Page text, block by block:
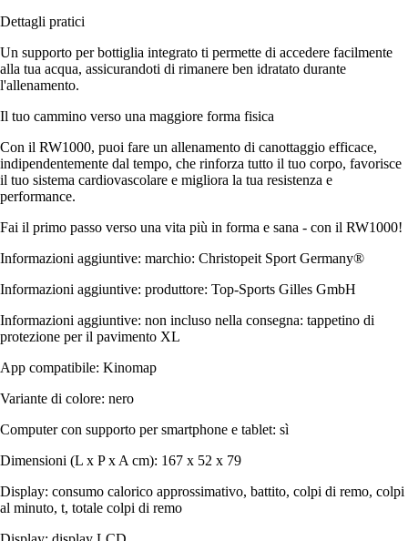
Dettagli pratici
Un supporto per bottiglia integrato ti permette di accedere facilmente
alla tua acqua, assicurandoti di rimanere ben idratato durante
l'allenamento.
Il tuo cammino verso una maggiore forma fisica
Con il RW1000, puoi fare un allenamento di canottaggio efficace,
indipendentemente dal tempo, che rinforza tutto il tuo corpo, favorisce
il tuo sistema cardiovascolare e migliora la tua resistenza e
performance.
Fai il primo passo verso una vita più in forma e sana - con il RW1000!
Informazioni aggiuntive: marchio: Christopeit Sport Germany®
Informazioni aggiuntive: produttore: Top-Sports Gilles GmbH
Informazioni aggiuntive: non incluso nella consegna: tappetino di
protezione per il pavimento XL
App compatibile: Kinomap
Variante di colore: nero
Computer con supporto per smartphone e tablet: sì
Dimensioni (L x P x A cm): 167 x 52 x 79
Display: consumo calorico approssimativo, battito, colpi di remo, colpi
al minuto, t, totale colpi di remo